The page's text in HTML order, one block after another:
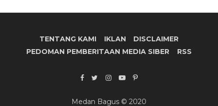
TENTANG KAMI IKLAN
DISCLAIMER
PEDOMAN PEMBERITAAN MEDIA SIBER
RSS
Medan Bagus © 2020